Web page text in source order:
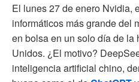
El lunes 27 de enero Nvidia,
informáticos más grande del
en bolsa en un solo día de la
Unidos. ¿El motivo?
inteligencia artificial chino,